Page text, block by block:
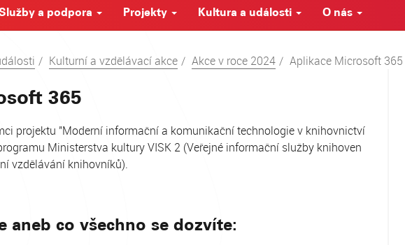
a podpora Projekty Kultura a události O nás
Kulturní a vzdělávací akce Akce v roce 2024 Aplikace Microsoft 365
365
projektu "Moderní informační a komunikační technologie v knihovnictví
Ministerstva kultury VISK 2 (Veřejné informační služby knihoven
vzdělávání knihovníků).
aneb co všechno se dozvíte: